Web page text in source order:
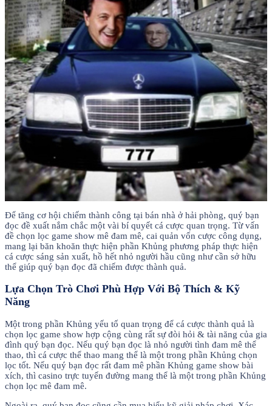
Để tăng cơ hội chiếm thành công tại bán nhà ở hải phòng, quý bạn
đọc đề xuất nắm chắc một vài bí quyết cá cược quan trọng. Từ vấn
đề chọn lọc game show mê đam mê, cai quản vốn cược công dụng,
mang lại băn khoăn thực hiện phần Khủng phương pháp thực hiện
cá cược sáng sản xuất, hồ hết nhỏ người hầu cũng như cần sở hữu
thể giúp quý bạn đọc đã chiếm được thành quả.
Lựa Chọn Trò Chơi Phù Hợp Với Bộ Thích & Kỹ
Năng
Một trong phần Khủng yếu tố quan trọng để cá cược thành quả là
chọn lọc game show hợp cộng cùng rất sự đòi hỏi & tài năng của gia
đình quý bạn đọc. Nếu quý bạn đọc là nhỏ người tình đam mê thể
thao, thì cá cược thể thao mang thể là một trong phần Khủng chọn
lọc tốt. Nếu quý bạn đọc rất đam mê phần Khủng game show bài
xích, thì casino trực tuyến đường mang thể là một trong phần Khủng
chọn lọc mê đam mê.